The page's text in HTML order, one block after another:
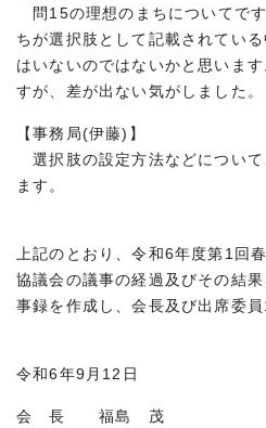
問15の理想のまちについてで
ちが選択肢として記載されてい
はいないのではないかと思いま
すが、差が出ない気がしました。
【事務局(伊藤)】
選択肢の設定方法などについて
ます。
上記のとおり、令和6年度第1回
協議会の議事の経過及びその結
事録を作成し、会長及び出席委員
令和6年9月12日
会 長 福島 茂